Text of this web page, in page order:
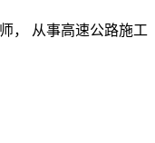
， 从事高速公路施工